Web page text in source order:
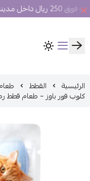
مدينة حائل
الرئيسية القطط
كلوب فور باوز – طعام قطط